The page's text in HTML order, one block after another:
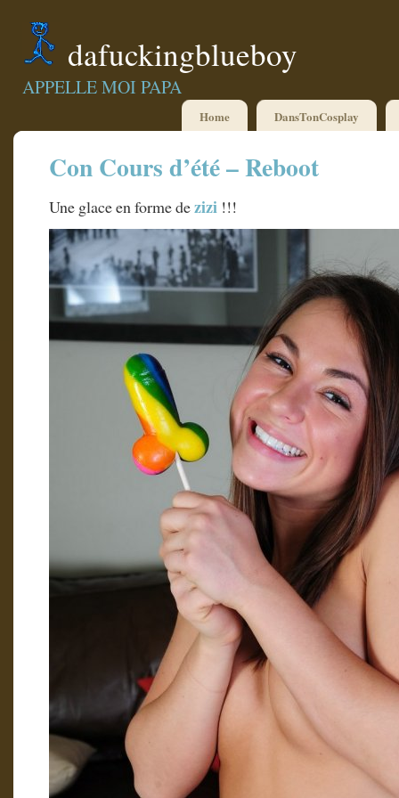
dafuckingblueboy
APPELLE MOI PAPA
Home DansTonCosplay
Con Cours d’été – Reboot
Une glace en forme dezizi !!!